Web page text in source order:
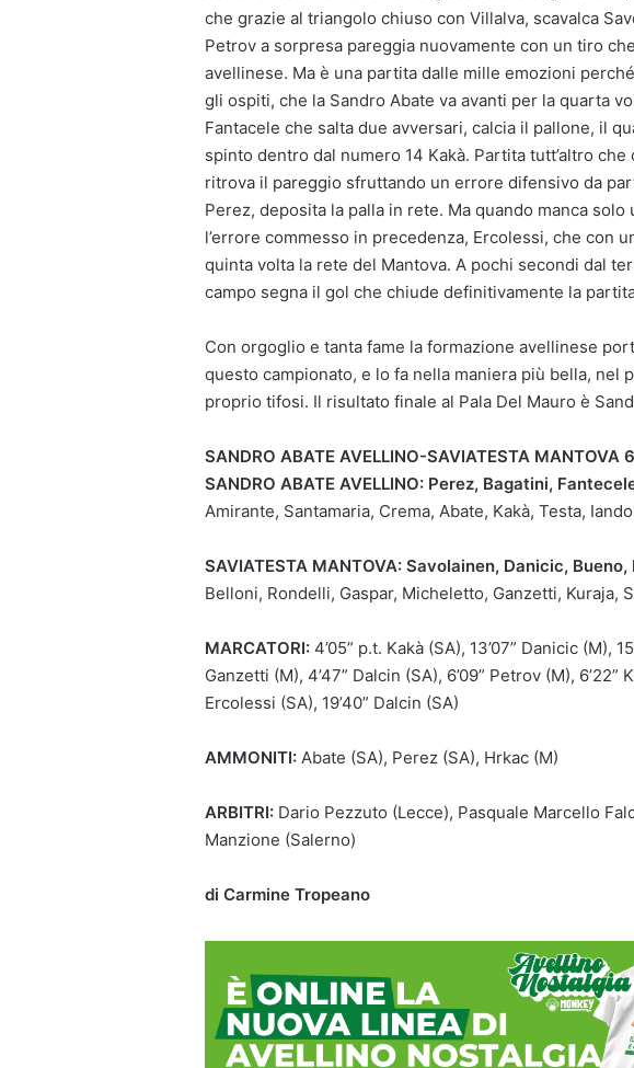
che grazie al triangolo chiuso con Villalva, scavalca
Petrov a sorpresa pareggia nuovamente con un tiro
avellinese. Ma è una partita dalle mille emozioni
gli ospiti, che la Sandro Abate va avanti per la quarta
Fantacele che salta due avversari, calcia il pallone, il
spinto dentro dal numero 14 Kakà. Partita tutt’altro
ritrova il pareggio sfruttando un errore difensivo da
Perez, deposita la palla in rete. Ma quando manca
l’errore commesso in precedenza, Ercolessi, che con
quinta volta la rete del Mantova. A pochi secondi dal
campo segna il gol che chiude definitivamente la
Con orgoglio e tanta fame la formazione avellinese
questo campionato, e lo fa nella maniera più bella, nel
proprio tifosi. Il risultato finale al Pala Del Mauro è
SANDRO ABATE AVELLINO-SAVIATESTA MANTOVA
SANDRO ABATE AVELLINO: Perez, Bagatini,
Amirante, Santamaria, Crema, Abate, Kakà, Testa,
SAVIATESTA MANTOVA: Savolainen, Danicic,
Belloni, Rondelli, Gaspar, Micheletto, Ganzetti, Kuraja,
MARCATORI: 4’05” p.t. Kakà (SA), 13’07” Danicic (M),
Ganzetti (M), 4’47” Dalcin (SA), 6’09” Petrov (M), 6’22”
Ercolessi (SA), 19’40” Dalcin (SA)
AMMONITI: Abate (SA), Perez (SA), Hrkac (M)
ARBITRI: Dario Pezzuto (Lecce), Pasquale Marcello
Manzione (Salerno)
di Carmine Tropeano